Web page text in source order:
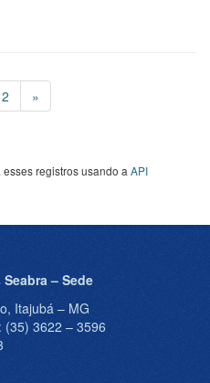
2 »
registros usando a API
– Sede
Itajubá – MG
(35) 3622 – 3596